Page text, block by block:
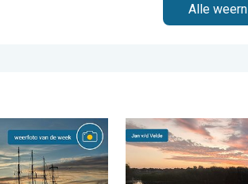
Alle
Weer&Radar uploader. . . zaterdag 8
Stuur jouw weerfoto